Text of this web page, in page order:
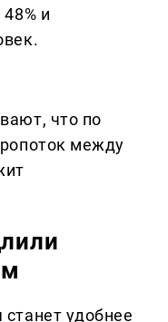
и
что по
между
удобнее